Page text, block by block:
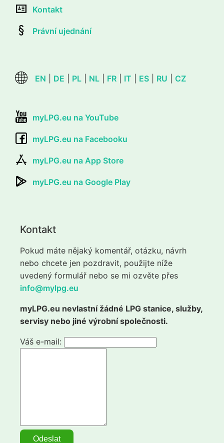
Kontakt
Právní ujednání
EN DE PL NL FR IT ES RU CZ
myLPG.eu na YouTube
myLPG.eu na Facebooku
myLPG.eu na App Store
myLPG.eu na Google Play
Kontakt
Pokud máte nějaký komentář, otázku, návrh
nebo chcete jen pozdravit, použijte níže
uvedený formulář nebo se mi ozvěte přes
info@mylpg.eu
myLPG.eu nevlastní žádné LPG stanice, služby,
servisy nebo jiné výrobní společnosti.
Váš e-mail: